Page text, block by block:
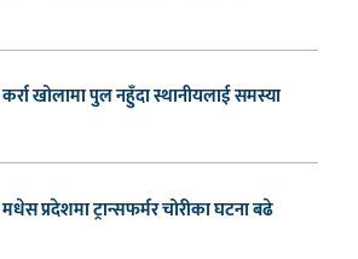
कर्रा खोलामा पुल नहुँदा स्थानीयलाई समस्या
मधेस प्रदेशमा ट्रान्सफर्मर चोरीका घटना बढे